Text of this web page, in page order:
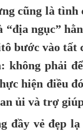
cũng là
ngục”
bước vào
không phải
hiện điều
ủi và trợ
đầy vẻ đẹp